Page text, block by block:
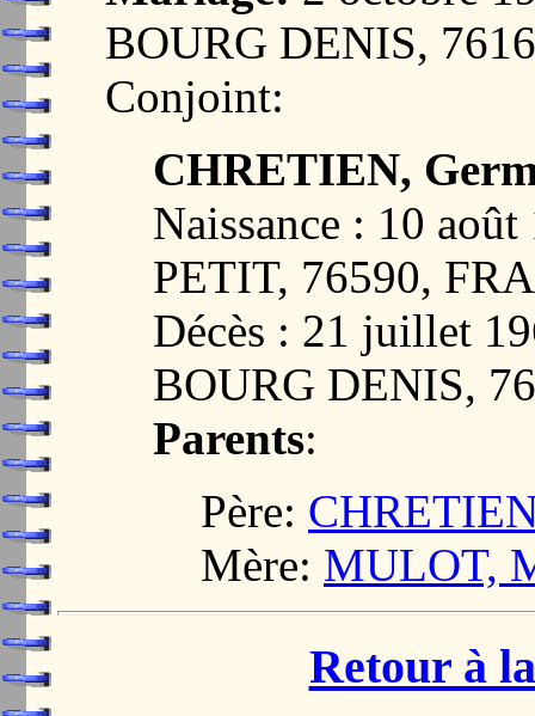
BOURG DENIS,
Conjoint:
CHRETIEN,
Naissance : 10
PETIT, 76590,
Décès : 21 juillet
BOURG DENIS,
Parents:
Père:
Mère: MULOT,
Retour à